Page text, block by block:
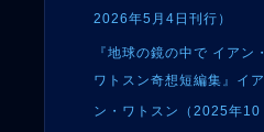
2026年5月4日刊行）
『地球の鏡の中で イアン・
ワトスン奇想短編集』イア
ン・ワトスン（2025年10